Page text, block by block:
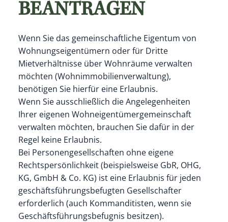
BEANTRAGEN
Wenn Sie das gemeinschaftliche Eigentum von
Wohnungseigentümern oder für Dritte
Mietverhältnisse über Wohnräume verwalten
möchten (Wohnimmobilienverwaltung),
benötigen Sie hierfür eine Erlaubnis.
Wenn Sie ausschließlich die Angelegenheiten
Ihrer eigenen Wohneigentümergemeinschaft
verwalten möchten, brauchen Sie dafür in der
Regel keine Erlaubnis.
Bei Personengesellschaften ohne eigene
Rechtspersönlichkeit (beispielsweise GbR, OHG,
KG, GmbH & Co. KG) ist eine Erlaubnis für jeden
geschäftsführungsbefugten Gesellschafter
erforderlich (auch Kommanditisten, wenn sie
Geschäftsführungsbefugnis besitzen).